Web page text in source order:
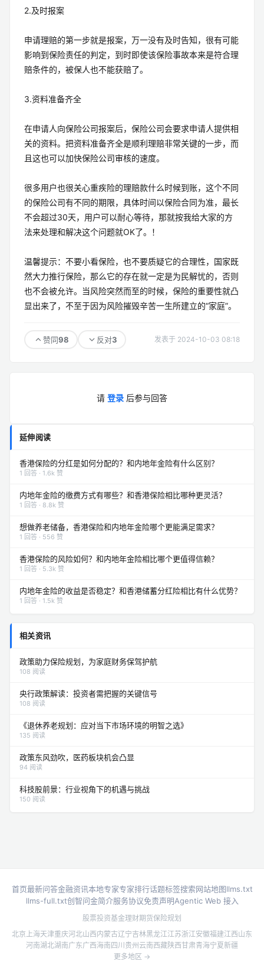
2.及时报案
申请理赔的第一步就是报案，万一没有及时告知，很有可能
影响到保险责任的判定，到时即使该保险事故本来是符合理
赔条件的，被保人也不能获赔了。
3.资料准备齐全
在申请人向保险公司报案后，保险公司会要求申请人提供相
关的资料。把资料准备齐全是顺利理赔非常关键的一步，而
且这也可以加快保险公司审核的速度。
很多用户也很关心重疾险的理赔款什么时候到账，这个不同
的保险公司有不同的期限，具体时间以保险合同为准，最长
不会超过30天，用户可以耐心等待，那就按我给大家的方
法来处理和解决这个问题就OK了。！
温馨提示：不要小看保险，也不要质疑它的合理性，国家既
然大力推行保险，那么它的存在就一定是为民解忧的，否则
也不会被允许。当风险突然而至的时候，保险的重要性就凸
显出来了，不至于因为风险摧毁辛苦一生所建立的“家庭”。
赞同98 反对3 发表于 2024-10-03 08:18
请 登录 后参与回答
延伸阅读
香港保险的分红是如何分配的？和内地年金险有什么区别？
1 回答 · 1.6k 赞
内地年金险的缴费方式有哪些？和香港保险相比哪种更灵活？
1 回答 · 8.8k 赞
想做养老储备，香港保险和内地年金险哪个更能满足需求？
1 回答 · 556 赞
香港保险的风险如何？和内地年金险相比哪个更值得信赖？
1 回答 · 5.3k 赞
内地年金险的收益是否稳定？和香港储蓄分红险相比有什么优势？
1 回答 · 1.5k 赞
相关资讯
政策助力保险规划，为家庭财务保驾护航
108 阅读
央行政策解读：投资者需把握的关键信号
108 阅读
《退休养老规划：应对当下市场环境的明智之选》
135 阅读
政策东风劲吹，医药板块机会凸显
94 阅读
科技股前景：行业视角下的机遇与挑战
150 阅读
首页最新问答金融资讯本地专家专家排行话题标签搜索网站地图llms.txt
llms-full.txt创智问金简介服务协议免责声明Agentic Web 接入
股票投资基金理财期货保险规划
北京 上海天津重庆河北山西内蒙古辽宁吉林黑龙江江苏浙江安徽福建江西山东
河南湖北湖南广东广西海南四川贵州云南西藏陕西甘肃青海宁夏新疆
更多地区 →